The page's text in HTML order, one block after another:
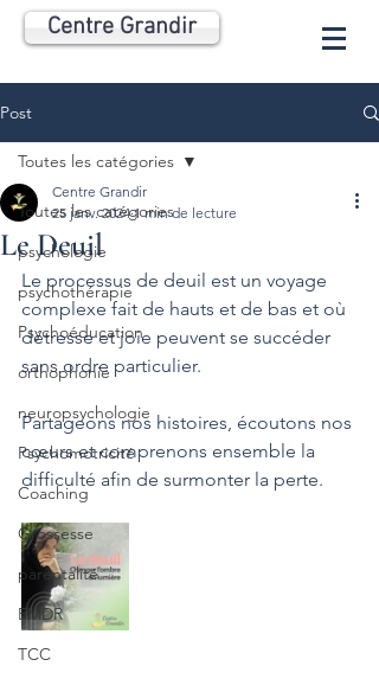
Centre Grandir
Post
Toutes les catégories
psychologie
psychothérapie
Psychoéducation
orthophonie
neuropsychologie
Psychomotricité
Coaching
Grossesse
parentalité
EMDR
TCC
Toutes les catégories
Le Deuil
Centre Grandir
25 janv. 2024 1 min de lecture
Le processus de deuil est un voyage
complexe fait de hauts et de bas et où
détresse et joie peuvent se succéder
sans ordre particulier.
Partageons nos histoires, écoutons nos
cœurs et comprenons ensemble la
difficulté afin de surmonter la perte.